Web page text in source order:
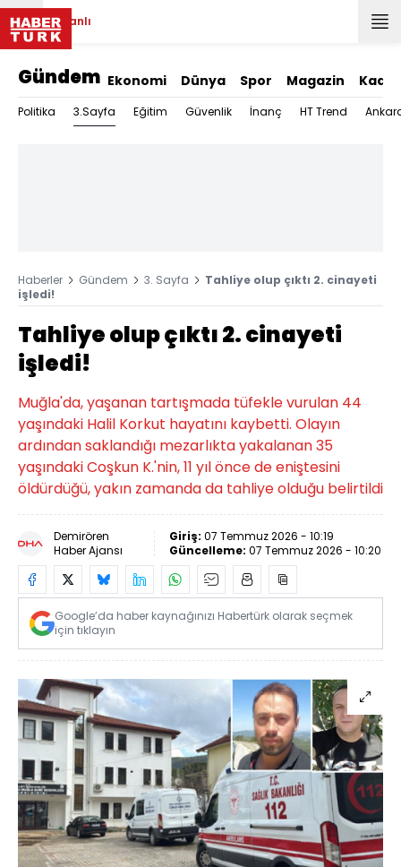
Canlı
Gündem Ekonomi Dünya Spor Magazin Kadın
Politika 3.Sayfa Eğitim Güvenlik İnanç HT Trend
Haberler Gündem 3. Sayfa
Tahliye olup çıktı 2. cinayeti
işledi!
Tahliye olup çıktı 2. cinayeti
işledi!
Muğla'da, yaşanan tartışmada tüfekle vurulan 44
yaşındaki Halil Korkut hayatını kaybetti. Olayın
ardından saklandığı mezarlıkta yakalanan 35
yaşındaki Coşkun K.'nin, 11 yıl önce de eniştesini
öldürdüğü, yakın zamanda da tahliye olduğu belirtildi
Demirören
Haber Ajansı
Giriş: 07 Temmuz 2026 - 10:19
Güncelleme: 07 Temmuz 2026 - 10:20
Google’da haber kaynağınızı Habertürk olarak seçmek
için tıklayın